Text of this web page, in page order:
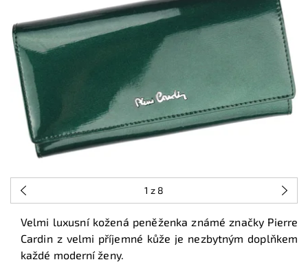
1 z 8
Velmi luxusní kožená peněženka známé značky Pierre
Cardin z velmi příjemné kůže je nezbytným doplňkem
každé moderní ženy.